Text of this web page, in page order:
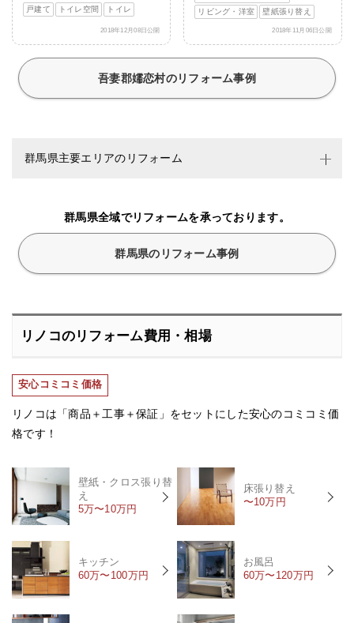
戸建て トイレ空間 トイレ
2018年12月08日公開
リビング・洋室 壁紙張り替え
2018年11月06日公開
吾妻郡嬬恋村のリフォーム事例
群馬県主要エリアのリフォーム
群馬県全域でリフォームを承っております。
群馬県のリフォーム事例
リノコのリフォーム費用・相場
安心コミコミ価格
リノコは「商品＋工事＋保証」をセットにした安心のコミコミ価
格です！
壁紙・クロス張り替
え
5万〜10万円
床張り替え
〜10万円
キッチン
60万〜100万円
お風呂
60万〜120万円